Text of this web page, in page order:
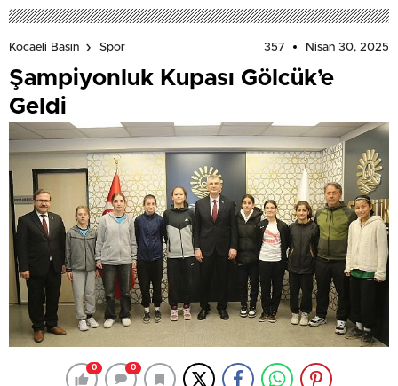
Kocaeli Basın Spor 357 Nisan 30, 2025
Şampiyonluk Kupası Gölcük’e
Geldi
0 0